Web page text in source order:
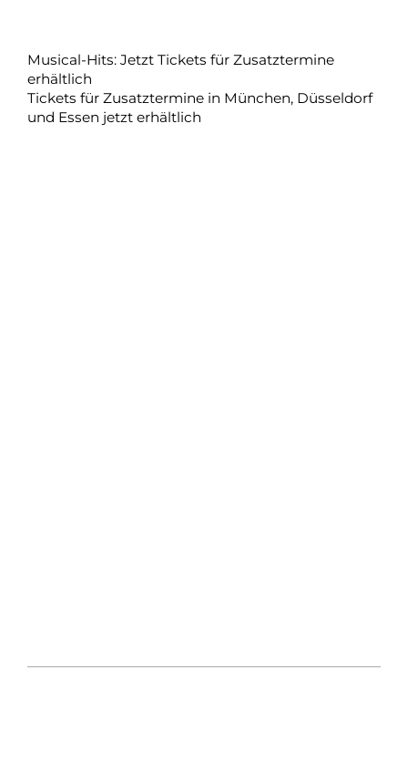
Musical-Hits: Jetzt Tickets für Zusatztermine
erhältlich
Tickets für Zusatztermine in München, Düsseldorf
und Essen jetzt erhältlich